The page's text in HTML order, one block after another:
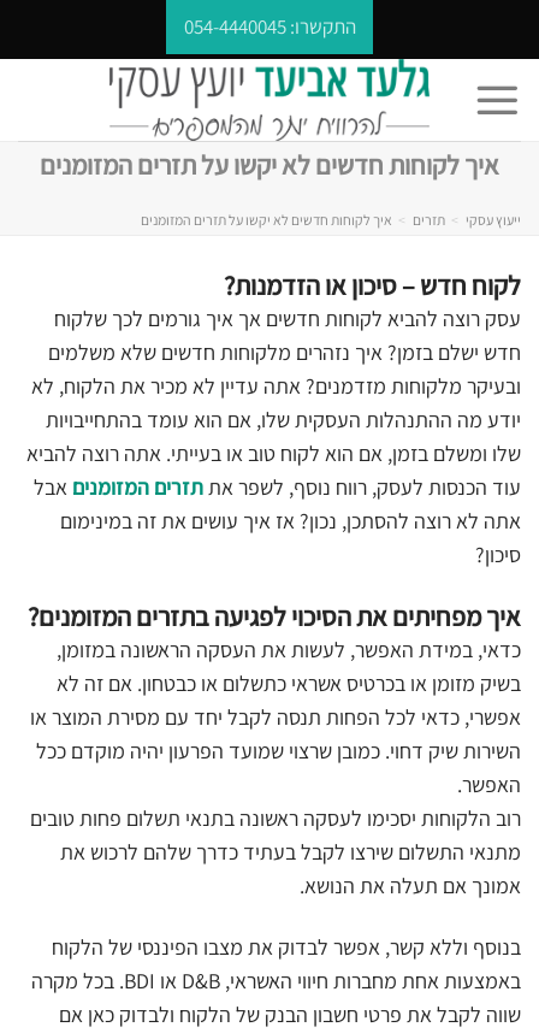
content
התקשרו:054-4440045
איך לקוחות חדשים לא יקשו על תזרים המזומנים
ייעוץ עסקי > תזרים > איך לקוחות חדשים לא יקשו על תזרים המזומנים
לקוח חדש – סיכון או הזדמנות?
עסק רוצה להביא לקוחות חדשים אך איך גורמים לכך שלקוח
חדש ישלם בזמן? איך נזהרים מלקוחות חדשים שלא משלמים
ובעיקר מלקוחות מזדמנים? אתה עדיין לא מכיר את הלקוח, לא
יודע מה ההתנהלות העסקית שלו, אם הוא עומד בהתחייבויות
שלו ומשלם בזמן, אם הוא לקוח טוב או בעייתי. אתה רוצה להביא
עוד הכנסות לעסק, רווח נוסף, לשפר אתתזרים המזומנים אבל
אתה לא רוצה להסתכן, נכון? אז איך עושים את זה במינימום
סיכון?
איך מפחיתים את הסיכוי לפגיעה בתזרים המזומנים?
כדאי, במידת האפשר, לעשות את העסקה הראשונה במזומן,
בשיק מזומן או בכרטיס אשראי כתשלום או כבטחון. אם זה לא
אפשרי, כדאי לכל הפחות תנסה לקבל יחד עם מסירת המוצר או
השירות שיק דחוי. כמובן שרצוי שמועד הפרעון יהיה מוקדם ככל
האפשר.
רוב הלקוחות יסכימו לעסקה ראשונה בתנאי תשלום פחות טובים
מתנאי התשלום שירצו לקבל בעתיד כדרך שלהם לרכוש את
אמונך אם תעלה את הנושא.
בנוסף וללא קשר, אפשר לבדוק את מצבו הפיננסי של הלקוח
באמצעות אחת מחברות חיווי האשראי, D&B או BDI. בכל מקרה
שווה לקבל את פרטי חשבון הבנק של הלקוח ולבדוק כאן אם